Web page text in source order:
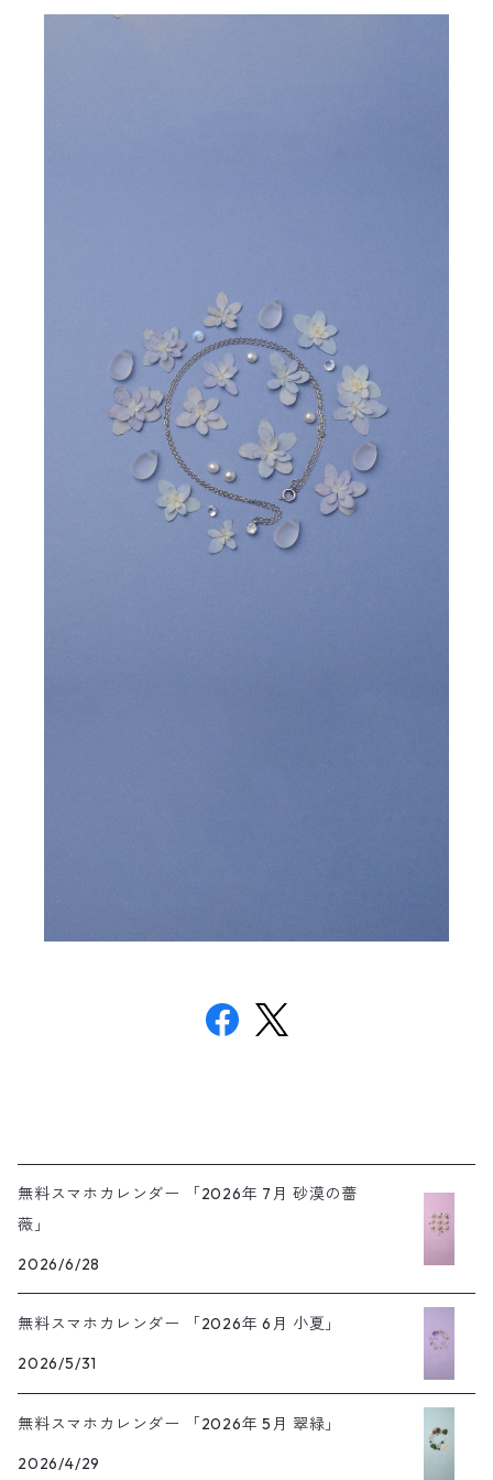
無料スマホカレンダー 「2026年 7月 砂漠の薔
薇」
2026/6/28
無料スマホカレンダー 「2026年 6月 小夏」
2026/5/31
無料スマホカレンダー 「2026年 5月 翠緑」
2026/4/29